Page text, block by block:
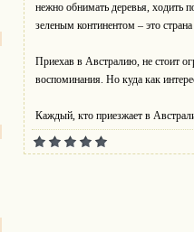
нежно обнимать деревья, ходить
зеленым континентом – это
Приехав в Австралию, не стоит
воспоминания. Но куда как
Каждый, кто приезжает в